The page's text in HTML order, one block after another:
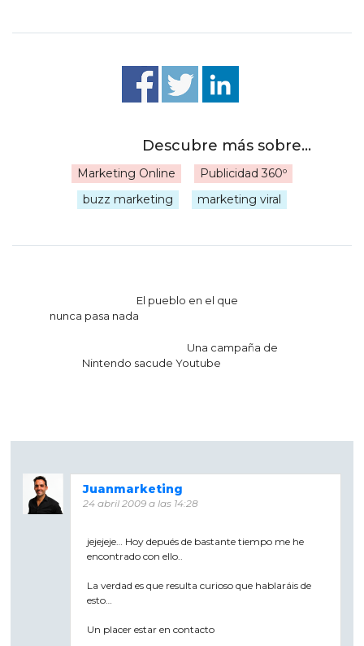
Marketing Online Publicidad 360º
buzz marketing marketing viral
Navegación
de
El pueblo en el que
nunca pasa nada
Una campaña de
Nintendo sacude Youtube
Juanmarketing
24 abril 2009 a las 14:28
jejejeje… Hoy depués de bastante tiempo me he
encontrado con ello..
La verdad es que resulta curioso que hablaráis de
esto…
Un placer estar en contacto